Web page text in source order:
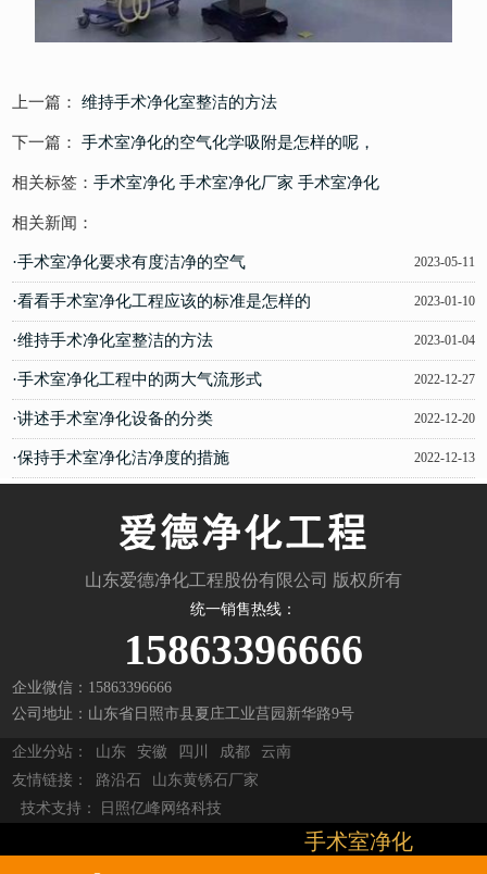
上一篇：维持手术净化室整洁的方法
下一篇：手术室净化的空气化学吸附是怎样的呢，
相关标签：手术室净化 手术室净化厂家 手术室净化
相关新闻：
·手术室净化要求有度洁净的空气 2023-05-11
·看看手术室净化工程应该的标准是怎样的 2023-01-10
·维持手术净化室整洁的方法 2023-01-04
·手术室净化工程中的两大气流形式 2022-12-27
·讲述手术室净化设备的分类 2022-12-20
·保持手术室净化洁净度的措施 2022-12-13
山东爱德净化工程股份有限公司 版权所有
统一销售热线：
15863396666
企业微信：15863396666
公司地址：山东省日照市县夏庄工业莒园新华路9号
企业分站： 山东 安徽 四川 成都
云南
友情链接：
路沿石
山东黄锈石厂家
技术支持：
日照亿峰网络科技
手术室净化